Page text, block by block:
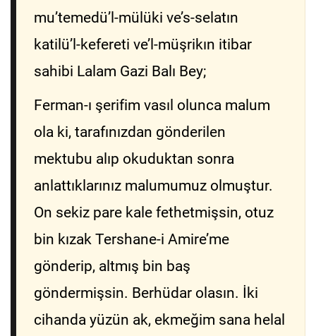
mu’temedü’l-mülüki ve’s-selatın
katilü’l-kefereti ve’l-müşrikın itibar
sahibi Lalam Gazi Balı Bey;
Ferman-ı şerifim vasıl olunca malum
ola ki, tarafınızdan gönderilen
mektubu alıp okuduktan sonra
anlattıklarınız malumumuz olmuştur.
On sekiz pare kale fethetmişsin, otuz
bin kızak Tershane-i Amire’me
gönderip, altmış bin baş
göndermişsin. Berhüdar olasın. İki
cihanda yüzün ak, ekmeğim sana helal